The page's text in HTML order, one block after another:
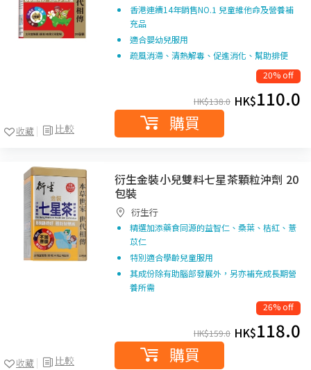
比較
收藏
香港連續14年銷售NO.1 兒童維他命及營養補
充品
適合嬰幼兒服用
疏風消滯、清熱解毒、促進消化、幫助排便
20% off
HK$138.0 HK$110.0
購買
比較
收藏
衍生金裝小兒雙料七星茶顆粒沖劑 20
包裝
衍生行
精選加添藥食同源的益智仁、桑葉、桔紅、薏
苡仁
特別適合學齡兒童服用
其成份除有助腦部發展外，另亦補充成長期營
養所需
26% off
HK$159.0 HK$118.0
購買